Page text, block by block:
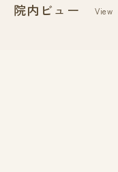
院内ビュー View